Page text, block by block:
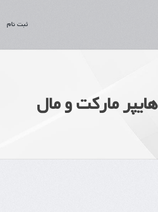
ثبت نام
هایپر مارکت و مال